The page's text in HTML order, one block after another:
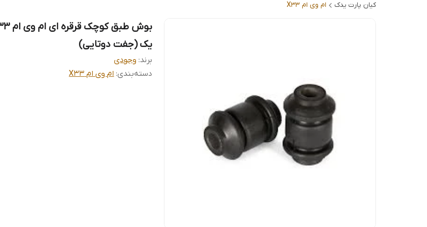
کیان پارت یدک ام وی ام X33
یک (جفت دوتایی)
برند: وجودی
دسته‌بندی:ام وی ام X33